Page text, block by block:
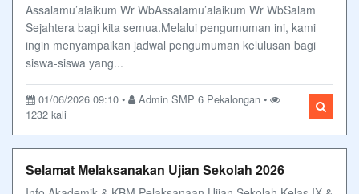
Assalamu’alaikum Wr WbAssalamu’alaikum Wr WbSalam
Sejahtera bagi kita semua.Melalui pengumuman ini, kami
ingin menyampaikan jadwal pengumuman kelulusan bagi
siswa-siswa yang...
01/06/2026 09:10 •
Admin SMP 6 Pekalongan •
1232 kali
Selamat Melaksanakan Ujian Sekolah 2026